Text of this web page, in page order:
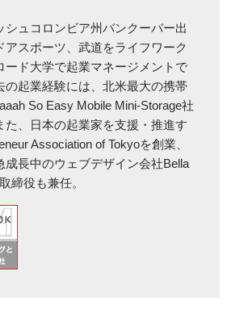
シュコロンビア州バンクーバー出
アスポーツ、武道をライフワーク
ード大学で起業マネージメントで
の起業経験には、北米最大の携帯
So Easy Mobile Mini-Storage社
た、日本の起業家を支援・推進す
Association of Tokyoを創業、
成長中のウェブデザイン会社Bella
締役も兼任。